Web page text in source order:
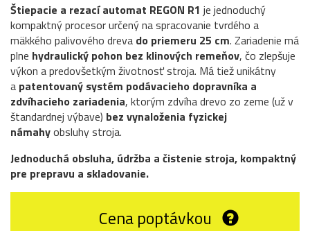
Štiepacie a rezací automat REGON R1 je jednoduchý
kompaktný procesor určený na spracovanie tvrdého a
mäkkého palivového dreva do priemeru 25 cm. Zariadenie má
plne hydraulický pohon bez klinových remeňov, čo zlepšuje
výkon a predovšetkým životnosť stroja. Má tiež unikátny
a patentovaný systém podávacieho dopravníka a
zdvíhacieho zariadenia, ktorým zdvíha drevo zo zeme (už v
štandardnej výbave) bez vynaloženia fyzickej
námahyobsluhy stroja.
Jednoduchá obsluha, údržba a čistenie stroja, kompaktný
pre prepravu a skladovanie.
Cena poptávkou